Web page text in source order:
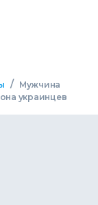
/
Мужчина
украинцев